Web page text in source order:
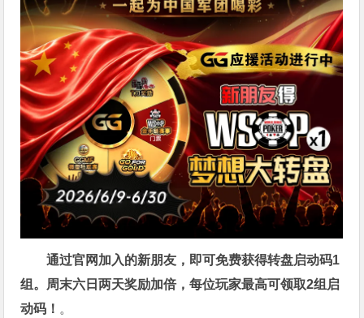
通过官网加入的新朋友，即可免费获得转盘启动码1
组。周末六日两天奖励加倍，每位玩家最高可领取2组启
动码！ 。